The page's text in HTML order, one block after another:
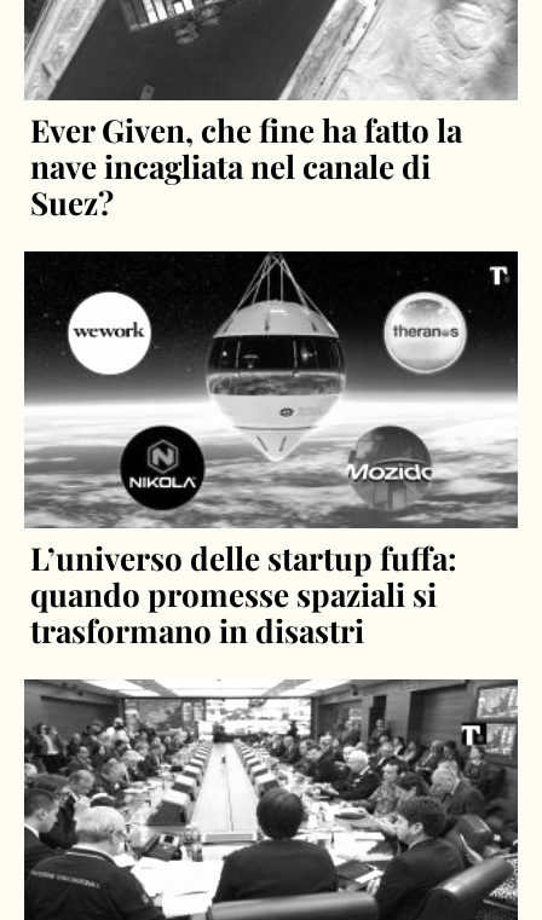
Ever Given, che fine ha fatto la
nave incagliata nel canale di
Suez?
L’universo delle startup fuffa:
quando promesse spaziali si
trasformano in disastri